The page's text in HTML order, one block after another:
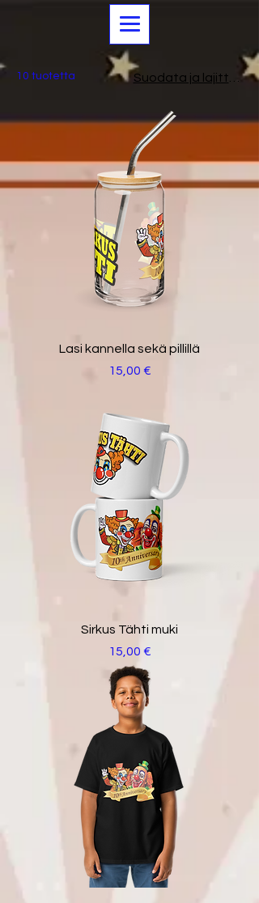
10 tuotetta Suodata ja lajittele
Lasi kannella sekä pillillä
Hinta
15,00 €
Sirkus Tähti muki
Hinta
15,00 €